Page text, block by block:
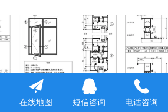
HD55_08
在线地图 短信咨询 电话咨询